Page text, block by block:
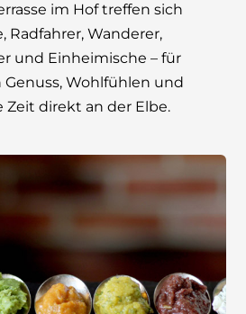
im Hof treffen sich
Radfahrer, Wanderer,
und Einheimische – für
Genuss, Wohlfühlen und
direkt an der Elbe.